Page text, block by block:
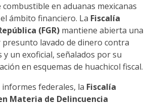
en aduanas mexicanas
ámbito financiero. La Fiscalía
(FGR) mantiene abierta una
lavado de dinero contra
y un exoficial, señalados por su
en esquemas de huachicol fiscal.
federales, la Fiscalía
Materia de Delincuencia